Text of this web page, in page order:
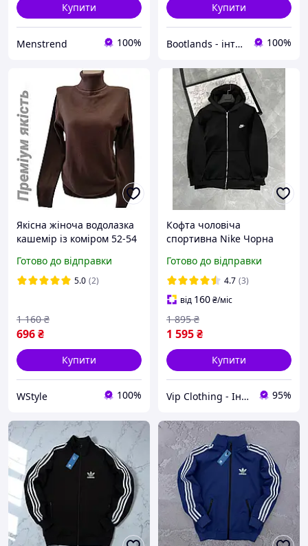
Купити
Menstrend 100%
Купити
Bootlands - інтернет-магазин взуття та одягу 100%
Якісна жіноча водолазка
кашемір із коміром 52-54
Готово до відправки
5.0 (2)
696₴
1 160 ₴
Купити
WStyle 100%
Кофта чоловіча
спортивна Nike Чорна
весна осінь з
капюшоном, Молодіжна
на замку
Готово до відправки
4.7 (3)
від 160₴/міс
1 595₴
1 895 ₴
Купити
Vip Clothing - Інтернет магазин брендового одягу 95%